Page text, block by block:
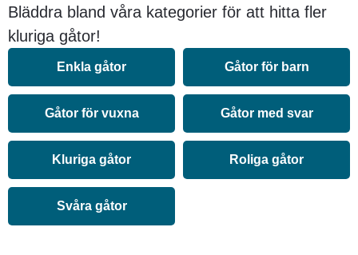
Bläddra bland våra kategorier för att hitta fler
kluriga gåtor!
Enkla gåtor Gåtor för barn
Gåtor för vuxna Gåtor med svar
Kluriga gåtor Roliga gåtor
Svåra gåtor